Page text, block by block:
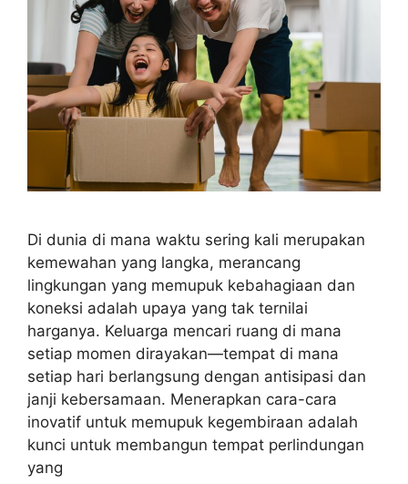
Di dunia di mana waktu sering kali merupakan
kemewahan yang langka, merancang
lingkungan yang memupuk kebahagiaan dan
koneksi adalah upaya yang tak ternilai
harganya. Keluarga mencari ruang di mana
setiap momen dirayakan—tempat di mana
setiap hari berlangsung dengan antisipasi dan
janji kebersamaan. Menerapkan cara-cara
inovatif untuk memupuk kegembiraan adalah
kunci untuk membangun tempat perlindungan
yang